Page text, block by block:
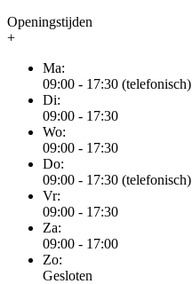
Openingstijden
+
Ma:
09:00 - 17:30 (telefonisch)
Di:
09:00 - 17:30
Wo:
09:00 - 17:30
Do:
09:00 - 17:30 (telefonisch)
Vr:
09:00 - 17:30
Za:
09:00 - 17:00
Zo:
Gesloten